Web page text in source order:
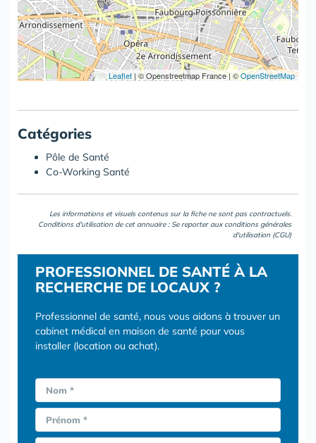
Leaflet |© Openstreetmap France | ©OpenStreetMap
Catégories
Pôle de Santé
Co-Working Santé
Les informations et visuels contenus sur la fiche ne sont pas contractuels.
Conditions d'utilisation de cet annuaire : Se reporter aux conditions générales
d'utilisation (CGU)
PROFESSIONNEL DE SANTÉ À LA
RECHERCHE DE LOCAUX ?
Professionnel de santé, nous vous aidons à trouver un
cabinet médical en maison de santé pour vous
installer (location ou achat).
Nom *
Prénom *